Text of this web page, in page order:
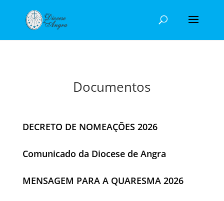
Documentos
DECRETO DE NOMEAÇÕES 2026
Comunicado da Diocese de Angra
MENSAGEM PARA A QUARESMA 2026